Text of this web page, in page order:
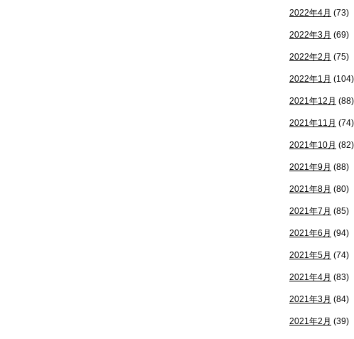
2022年4月 (73)
2022年3月 (69)
2022年2月 (75)
2022年1月 (104)
2021年12月 (88)
2021年11月 (74)
2021年10月 (82)
2021年9月 (88)
2021年8月 (80)
2021年7月 (85)
2021年6月 (94)
2021年5月 (74)
2021年4月 (83)
2021年3月 (84)
2021年2月 (39)